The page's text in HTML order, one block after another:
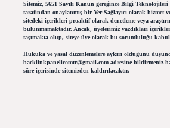
Sitemiz, 5651 Sayılı Kanun gereğince Bilgi
tarafından onaylanmış bir Yer Sağlayıcı olarak hizmet
sitedeki içerikleri proaktif olarak denetleme veya
bulunmamaktadır. Ancak, üyelerimiz yazdıkları
taşımakta olup, siteye üye olarak bu sorumluluğu kabul
Hukuka ve yasal düzenlemelere aykırı olduğunu
backlinkpanelicomtr@gmail.comadresine bildirmeniz
süre içerisinde sitemizden kaldırılacaktır.